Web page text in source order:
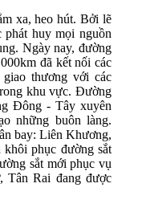
xa, heo hút. Bởi lẽ
phát huy mọi nguồn
Ngày nay, đường
đã kết nối các
thương với các
khu vực. Đường
Đông - Tây xuyên
những buôn làng.
bay: Liên Khương,
phục đường sắt
sắt mới phục vụ
Tân Rai đang được